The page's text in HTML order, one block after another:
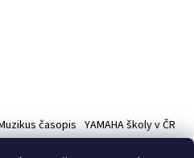
časopis YAMAHA školy v ČR